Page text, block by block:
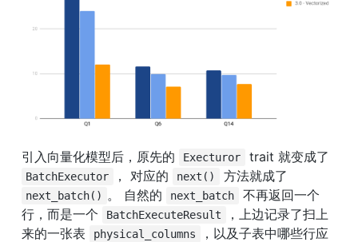
引入向量化模型后，原先的 Execturor
BatchExecutor ， 对应的 next()
next_batch() 。 自然的 next_batch
不再返回一个
行，而是一个
BatchExecuteResult
，上边记录了扫上
来的一张表
physical_columns
，以及子表中哪些行应